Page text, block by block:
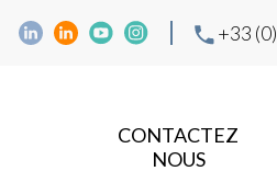
+33 (0)
CONTACTEZ
NOUS